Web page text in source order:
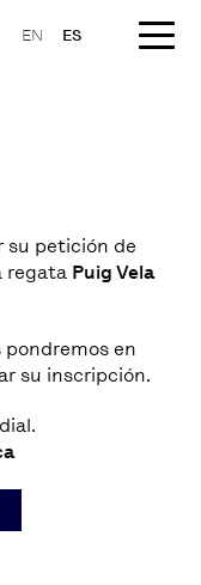
EN ES
su petición de
regata Puig Vela
en
su inscripción.